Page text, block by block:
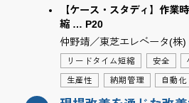
【ケース・スタディ】作業
縮 … P20
仲野靖／東芝エレベータ(株)
リードタイム短縮 安全
生産性 納期管理 自動化